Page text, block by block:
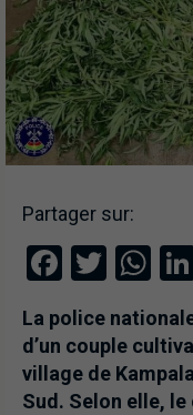
Partager sur:
La police
d’un couple
village de
Sud. Selon elle, le